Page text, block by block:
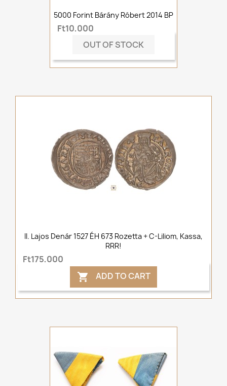
5000 Forint Bárány Róbert 2014 BP
Ft10,000
OUT OF STOCK
II. Lajos Denár 1527 ÉH 673 Rozetta + C-Liliom, Kassa,
RRR!
Ft175,000
 ADD TO CART